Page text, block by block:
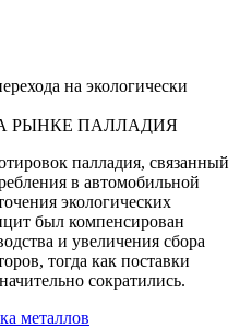
на экологически
РЫНКЕ ПАЛЛАДИЯ
палладия, связанный
в автомобильной
экологических
был компенсирован
и увеличения сбора
тогда как поставки
сократились.
металлов